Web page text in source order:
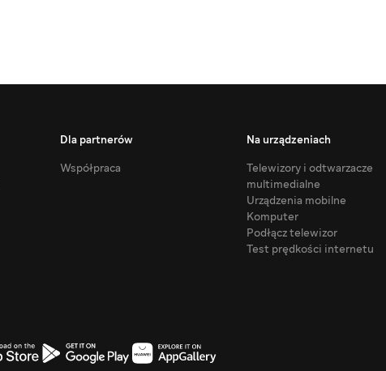
Dla partnerów
Współpraca
Na urządzeniach
Telewizory i odtwarzacze
multimedialne
Urządzenia mobilne
Komputer
Podłącz telewizor
Test prędkości internetu